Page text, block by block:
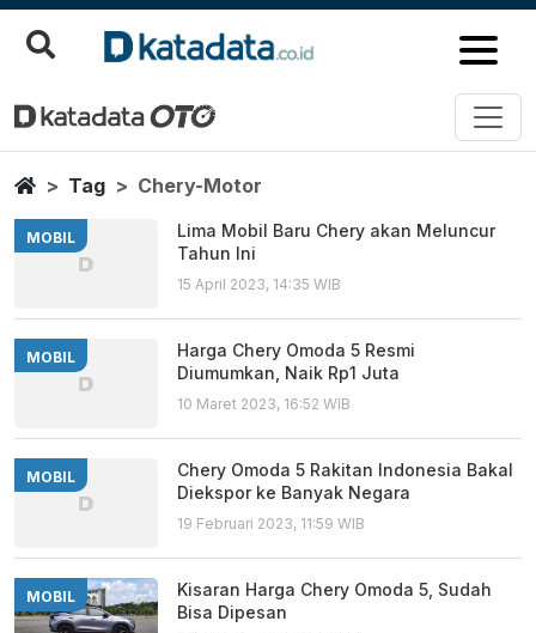
Chery Motor
Berita Terbaru
HomeTag Chery-Motor
MOBIL
Lima Mobil Baru Chery akan Meluncur
Tahun Ini
15 April 2023, 14:35 WIB
MOBIL
Harga Chery Omoda 5 Resmi
Diumumkan, Naik Rp1 Juta
10 Maret 2023, 16:52 WIB
MOBIL
Chery Omoda 5 Rakitan Indonesia Bakal
Diekspor ke Banyak Negara
19 Februari 2023, 11:59 WIB
MOBIL
Kisaran Harga Chery Omoda 5, Sudah
Bisa Dipesan